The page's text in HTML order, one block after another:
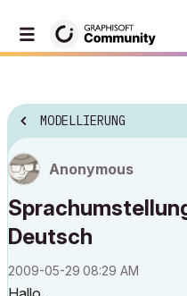
MODELLIERUNG
Anonymous
Deutsch
‎2009-05-29 08:29 AM